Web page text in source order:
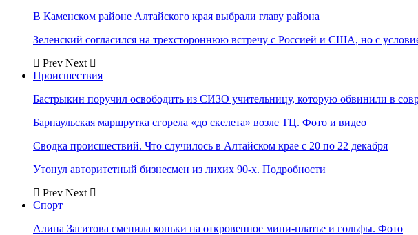
В Каменском районе Алтайского края выбрали главу района
Зеленский согласился на трехстороннюю встречу с Россией и США, но с
Prev Next
Происшествия
Бастрыкин поручил освободить из СИЗО учительницу, которую обвинили в
Барнаульская маршрутка сгорела «до скелета» возле ТЦ. Фото и видео
Сводка происшествий. Что случилось в Алтайском крае с 20 по 22 декабря
Утонул авторитетный бизнесмен из лихих 90-х. Подробности
Prev Next
Спорт
Алина Загитова сменила коньки на откровенное мини-платье и гольфы. Фото